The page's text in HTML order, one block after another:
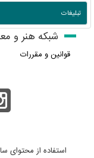
تبلیغات
شبکه هنر و
قوانین و مقررات
استفاده از محتوای